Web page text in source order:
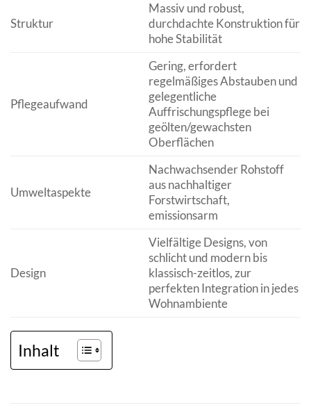
Struktur
Massiv und robust,
durchdachte Konstruktion für
hohe Stabilität
Pflegeaufwand
Gering, erfordert
regelmäßiges Abstauben und
gelegentliche
Auffrischungspflege bei
geölten/gewachsten
Oberflächen
Umweltaspekte
Nachwachsender Rohstoff
aus nachhaltiger
Forstwirtschaft,
emissionsarm
Design
Vielfältige Designs, von
schlicht und modern bis
klassisch-zeitlos, zur
perfekten Integration in jedes
Wohnambiente
Inhalt